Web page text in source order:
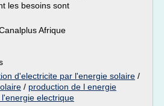
les besoins sont
Afrique
d'electricite par l'energie solaire /
/ production de l energie
electrique